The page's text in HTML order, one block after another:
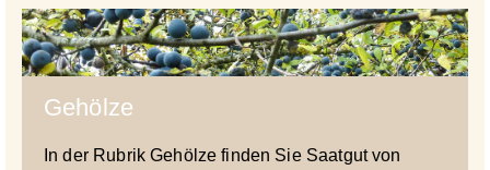
Gehölze
In der Rubrik Gehölze finden Sie Saatgut von